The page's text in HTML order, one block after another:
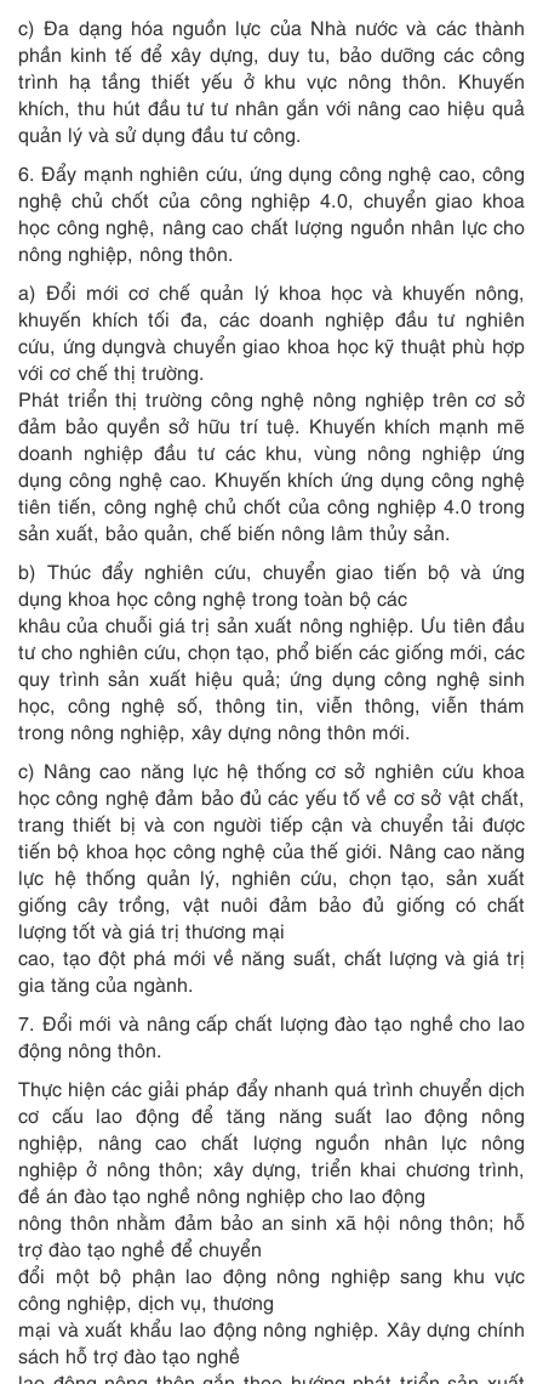
c) Đa dạng hóa nguồn lực của Nhà nước và các thành
phần kinh tế để xây dựng, duy tu, bảo dưỡng các công
trình hạ tầng thiết yếu ở khu vực nông thôn. Khuyến
khích, thu hút đầu tư tư nhân gắn với nâng cao hiệu quả
quản lý và sử dụng đầu tư công.
6. Đẩy mạnh nghiên cứu, ứng dụng công nghệ cao, công
nghệ chủ chốt của công nghiệp 4.0, chuyển giao khoa
học công nghệ, nâng cao chất lượng nguồn nhân lực cho
nông nghiệp, nông thôn.
a) Đổi mới cơ chế quản lý khoa học và khuyến nông,
khuyến khích tối đa, các doanh nghiệp đầu tư nghiên
cứu, ứng dụngvà chuyển giao khoa học kỹ thuật phù hợp
với cơ chế thị trường.
Phát triển thị trường công nghệ nông nghiệp trên cơ sở
đảm bảo quyền sở hữu trí tuệ. Khuyến khích mạnh mẽ
doanh nghiệp đầu tư các khu, vùng nông nghiệp ứng
dụng công nghệ cao. Khuyến khích ứng dụng công nghệ
tiên tiến, công nghệ chủ chốt của công nghiệp 4.0 trong
sản xuất, bảo quản, chế biến nông lâm thủy sản.
b) Thúc đẩy nghiên cứu, chuyển giao tiến bộ và ứng
dụng khoa học công nghệ trong toàn bộ các
khâu của chuỗi giá trị sản xuất nông nghiệp. Ưu tiên đầu
tư cho nghiên cứu, chọn tạo, phổ biến các giống mới, các
quy trình sản xuất hiệu quả; ứng dụng công nghệ sinh
học, công nghệ số, thông tin, viễn thông, viễn thám
trong nông nghiệp, xây dựng nông thôn mới.
c) Nâng cao năng lực hệ thống cơ sở nghiên cứu khoa
học công nghệ đảm bảo đủ các yếu tố về cơ sở vật chất,
trang thiết bị và con người tiếp cận và chuyển tải được
tiến bộ khoa học công nghệ của thế giới. Nâng cao năng
lực hệ thống quản lý, nghiên cứu, chọn tạo, sản xuất
giống cây trồng, vật nuôi đảm bảo đủ giống có chất
lượng tốt và giá trị thương mại
cao, tạo đột phá mới về năng suất, chất lượng và giá trị
gia tăng của ngành.
7. Đổi mới và nâng cấp chất lượng đào tạo nghề cho lao
động nông thôn.
Thực hiện các giải pháp đẩy nhanh quá trình chuyển dịch
cơ cấu lao động để tăng năng suất lao động nông
nghiệp, nâng cao chất lượng nguồn nhân lực nông
nghiệp ở nông thôn; xây dựng, triển khai chương trình,
đề án đào tạo nghề nông nghiệp cho lao động
nông thôn nhằm đảm bảo an sinh xã hội nông thôn; hỗ
trợ đào tạo nghề để chuyển
đổi một bộ phận lao động nông nghiệp sang khu vực
công nghiệp, dịch vụ, thương
mại và xuất khẩu lao động nông nghiệp. Xây dựng chính
sách hỗ trợ đào tạo nghề